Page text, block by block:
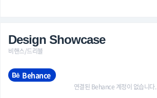
Design Showcase
비핸스/드리블
Behance
연결된 Behance 계정이 없습니다.